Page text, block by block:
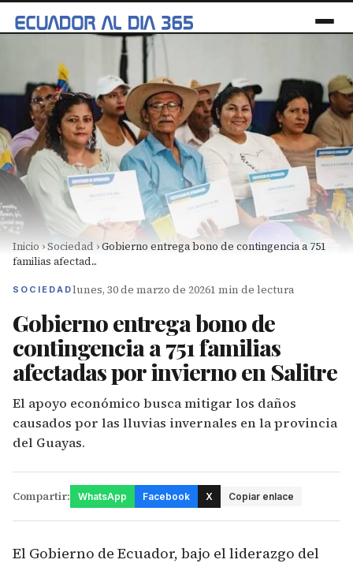
Inicio›Sociedad ›Gobierno entrega bono de contingencia a 751
familias afectad...
SOCIEDADlunes, 30 de marzo de 20261 min de lectura
Gobierno entrega bono de
contingencia a 751 familias
afectadas por invierno en Salitre
El apoyo económico busca mitigar los daños
causados por las lluvias invernales en la provincia
del Guayas.
Compartir: WhatsApp Facebook X Copiar enlace
El Gobierno de Ecuador, bajo el liderazgo del